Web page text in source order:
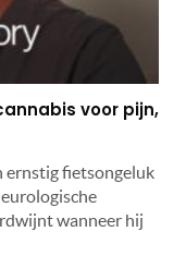
voor pijn,
ernstig fietsongeluk
wanneer hij